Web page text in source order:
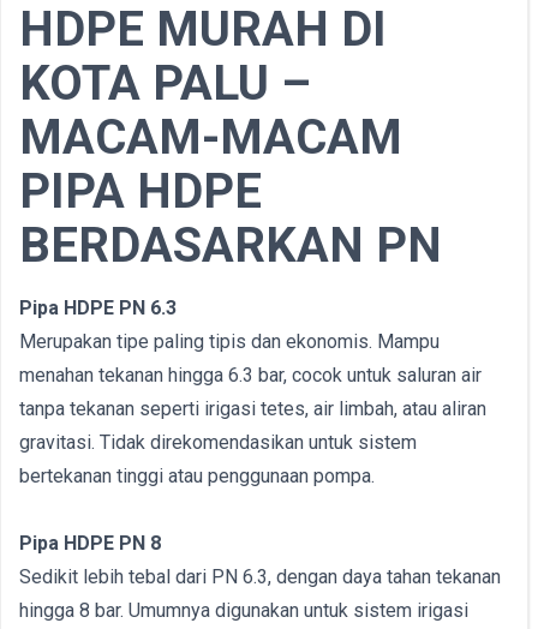
HDPE MURAH DI
KOTA PALU –
MACAM-MACAM
PIPA HDPE
BERDASARKAN PN
Pipa HDPE PN 6.3
Merupakan tipe paling tipis dan ekonomis. Mampu
menahan tekanan hingga 6.3 bar, cocok untuk saluran air
tanpa tekanan seperti irigasi tetes, air limbah, atau aliran
gravitasi. Tidak direkomendasikan untuk sistem
bertekanan tinggi atau penggunaan pompa.
Pipa HDPE PN 8
Sedikit lebih tebal dari PN 6.3, dengan daya tahan tekanan
hingga 8 bar. Umumnya digunakan untuk sistem irigasi